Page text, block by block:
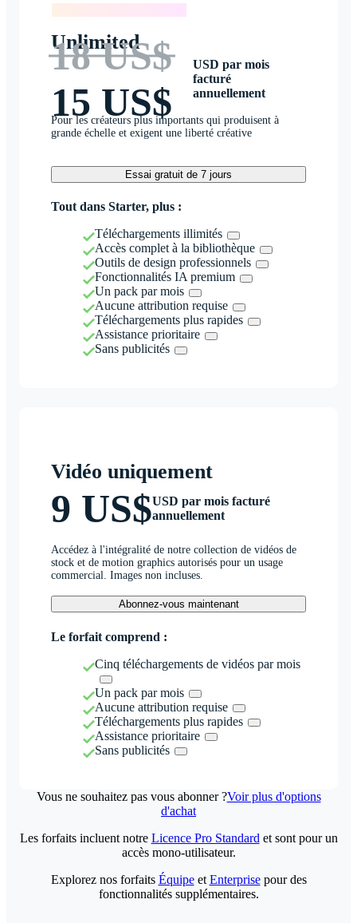
Unlimited
18 US$
15 US$
USD par mois
facturé
annuellement
Pour les créateurs plus importants qui produisent à
grande échelle et exigent une liberté créative
Essai gratuit de 7 jours
Tout dans Starter, plus :
Téléchargements illimités
Accès complet à la bibliothèque
Outils de design professionnels
Fonctionnalités IA premium
Un pack par mois
Aucune attribution requise
Téléchargements plus rapides
Assistance prioritaire
Sans publicités
Vidéo uniquement
9 US$USD par mois facturé
annuellement
Accédez à l'intégralité de notre collection de vidéos de
stock et de motion graphics autorisés pour un usage
commercial. Images non incluses.
Abonnez-vous maintenant
Le forfait comprend :
Cinq téléchargements de vidéos par mois
Un pack par mois
Aucune attribution requise
Téléchargements plus rapides
Assistance prioritaire
Sans publicités
Vous ne souhaitez pas vous abonner ?Voir plus d'options
d'achat
Les forfaits incluent notre Licence Pro Standard et sont pour un
accès mono-utilisateur.
Explorez nos forfaits Équipeet Enterprisepour des
fonctionnalités supplémentaires.